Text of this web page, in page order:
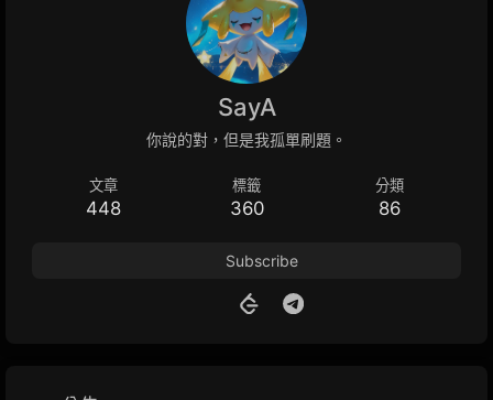
SayA
你說的對，但是我孤單刷題。
文章
448
標籤
360
分類
86
Subscribe